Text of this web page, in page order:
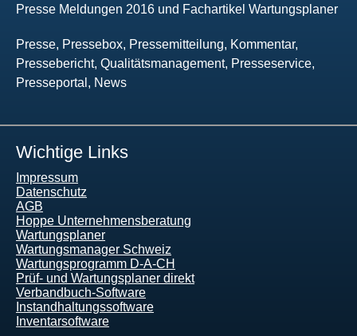
Presse Meldungen 2016 und Fachartikel Wartungsplaner
Presse, Pressebox, Pressemitteilung, Kommentar,
Pressebericht, Qualitätsmanagement, Presseservice,
Presseportal, News
Wichtige Links
Impressum
Datenschutz
AGB
Hoppe Unternehmensberatung
Wartungsplaner
Wartungsmanager Schweiz
Wartungsprogramm D-A-CH
Prüf- und Wartungsplaner direkt
Verbandbuch-Software
Instandhaltungssoftware
Inventarsoftware